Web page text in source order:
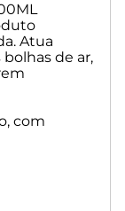
Atua
de ar,
com